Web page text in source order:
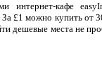
интернет-кафе
£1 можно купить от
дешевые места не